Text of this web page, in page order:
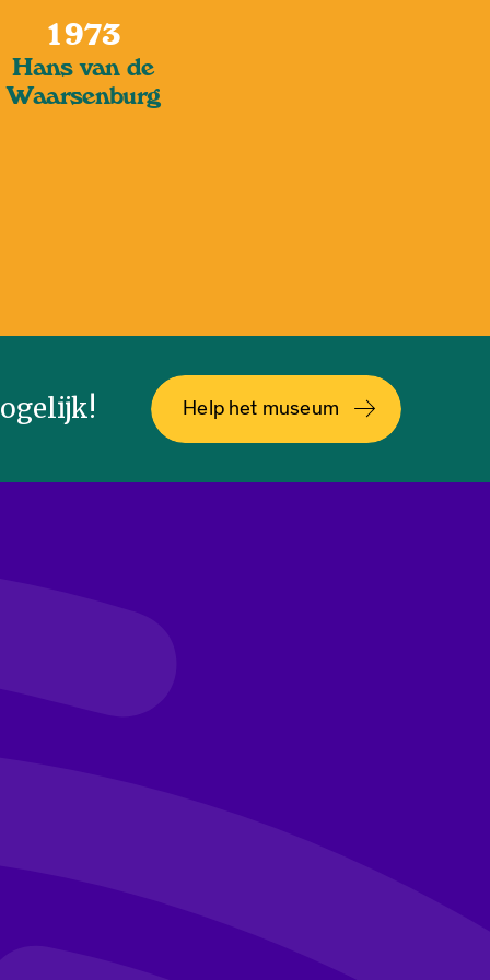
1973
Hans van de
Waarsenburg
Help het museum